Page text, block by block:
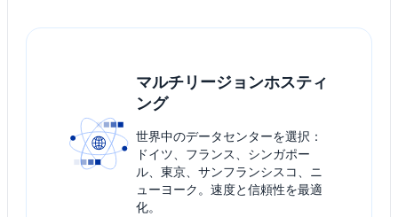
マルチリージョンホスティ
ング
世界中のデータセンターを選択：
ドイツ、フランス、シンガポー
ル、東京、サンフランシスコ、ニ
ューヨーク。速度と信頼性を最適
化。